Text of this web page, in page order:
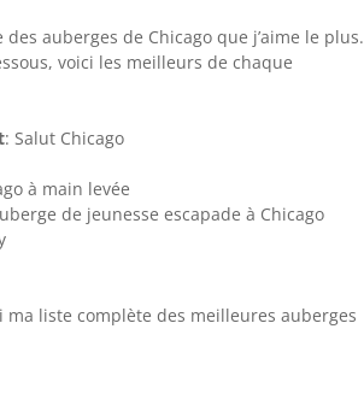
auberges de Chicago que j’aime le plus.
voici les meilleurs de chaque
: Salut Chicago
à main levée
de jeunesse escapade à Chicago
ma liste complète des meilleures auberges